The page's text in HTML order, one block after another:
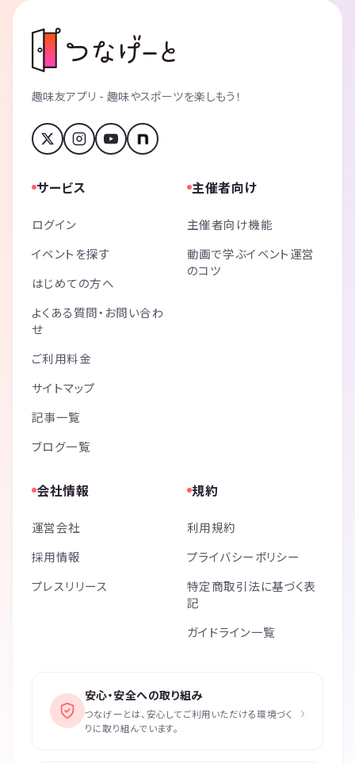
趣味友アプリ - 趣味やスポーツを楽しもう！
サービス
ログイン
イベントを探す
はじめての方へ
よくある質問・お問い合わ
せ
ご利用料金
サイトマップ
記事一覧
ブログ一覧
主催者向け
主催者向け機能
動画で学ぶイベント運営
のコツ
会社情報
運営会社
採用情報
プレスリリース
規約
利用規約
プライバシーポリシー
特定商取引法に基づく表
記
ガイドライン一覧
安心・安全への取り組み
つなげーとは、安心してご利用いただける環境づく
りに取り組んでいます。
›